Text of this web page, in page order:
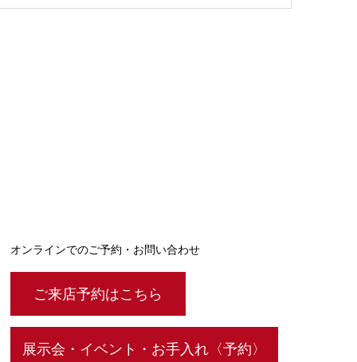
オンラインでのご予約・お問い合わせ
ご来店予約はこちら
展示会・イベント・お手入れ〈予約〉